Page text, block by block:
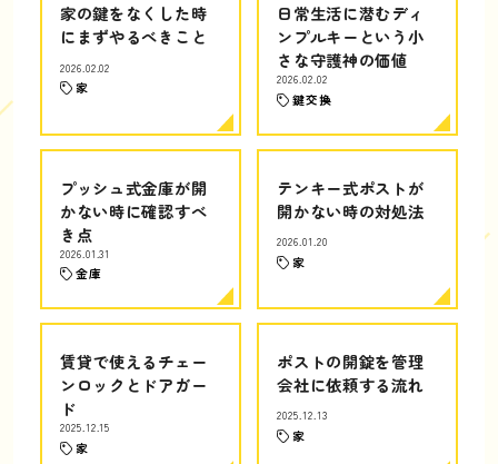
家の鍵をなくした時
にまずやるべきこと
2026.02.02
家
日常生活に潜むディ
ンプルキーという小
さな守護神の価値
2026.02.02
鍵交換
プッシュ式金庫が開
かない時に確認すべ
き点
2026.01.31
金庫
テンキー式ポストが
開かない時の対処法
2026.01.20
家
賃貸で使えるチェー
ンロックとドアガー
ド
2025.12.15
家
ポストの開錠を管理
会社に依頼する流れ
2025.12.13
家